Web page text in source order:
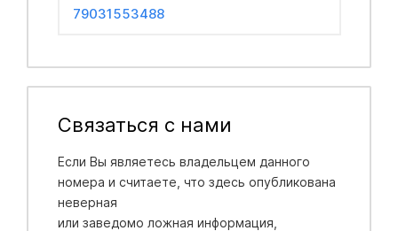
79031553488
Связаться с нами
Если Вы являетесь владельцем данного
номера и считаете, что здесь опубликована
неверная
или заведомо ложная информация,